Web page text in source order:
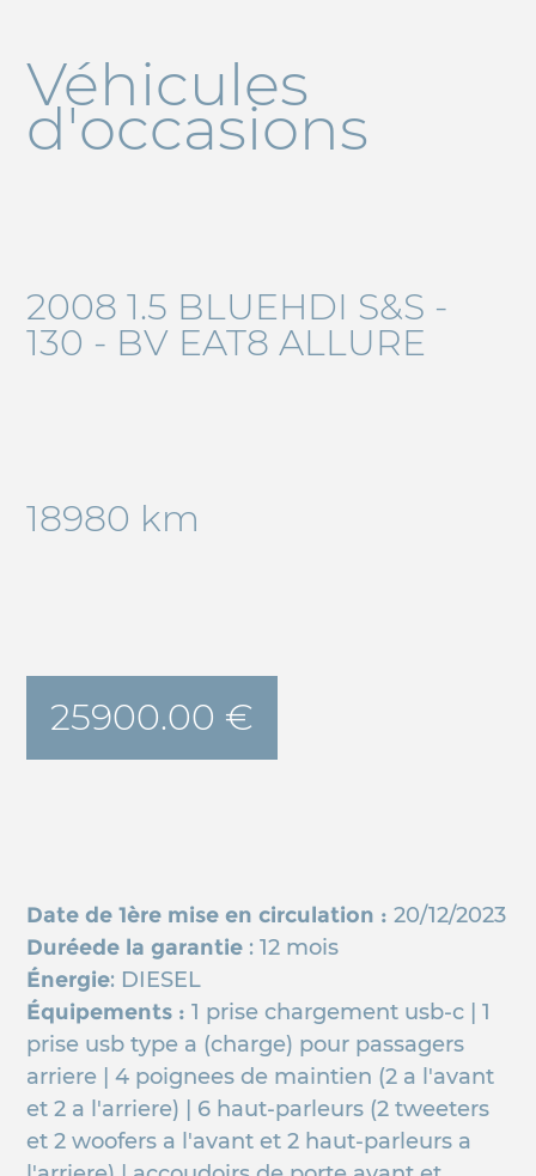
Véhicules
d'occasions
2008 1.5 BLUEHDI S&S -
130 - BV EAT8 ALLURE
18980 km
25900.00 €
Date de 1ère mise en circulation :20/12/2023
Duréede la garantie : 12 mois
Énergie: DIESEL
Équipements :1 prise chargement usb-c | 1
prise usb type a (charge) pour passagers
arriere | 4 poignees de maintien (2 a l'avant
et 2 a l'arriere) | 6 haut-parleurs (2 tweeters
et 2 woofers a l'avant et 2 haut-parleurs a